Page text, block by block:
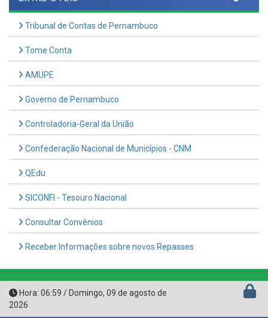
Tribunal de Contas de Pernambuco
Tome Conta
AMUPE
Governo de Pernambuco
Controladoria-Geral da União
Confederação Nacional de Municípios - CNM
QEdu
SICONFI - Tesouro Nacional
Consultar Convênios
Receber Informações sobre novos Repasses
Hora:06:59/Domingo,09 de agosto de
2026
PREFEITURA MUNICIPAL DE FERREIROS